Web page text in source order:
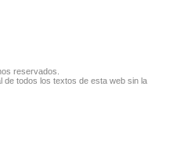
reservados.
de todos los textos de esta web sin la